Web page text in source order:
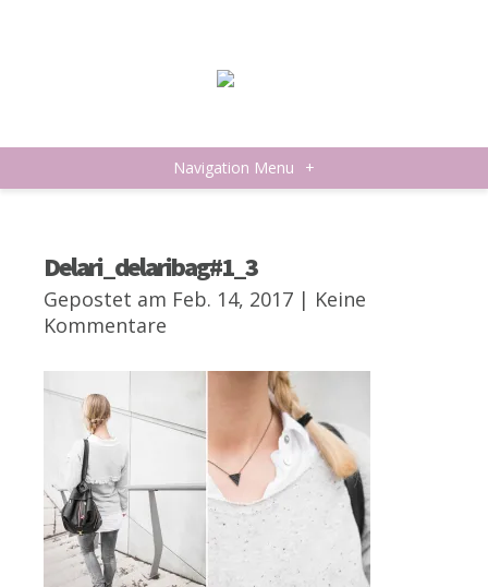
Navigation Menu +
Delari_delaribag#1_3
Gepostet am Feb. 14, 2017 | Keine
Kommentare